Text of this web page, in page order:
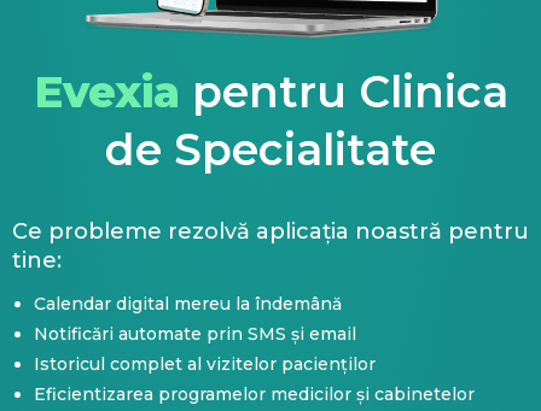
Evexia pentru Clinica
de Specialitate
Ce probleme rezolvă aplicația noastră pentru
tine:
Calendar digital mereu la îndemână
Notificări automate prin SMS și email
Istoricul complet al vizitelor pacienților
Eficientizarea programelor medicilor și cabinetelor